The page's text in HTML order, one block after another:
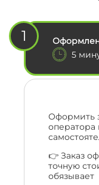
1
5
Оформить
оператора
👉 Заказ
точную
обязывает